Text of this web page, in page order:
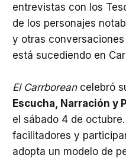
entrevistas con los
de los personajes
y otras
está sucediendo en
El Carrboreancelebró
Escucha, Narración y
el sábado 4 de octubre.
facilitadores y
adopta un modelo de